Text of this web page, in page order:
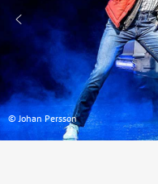
© Johan Persson